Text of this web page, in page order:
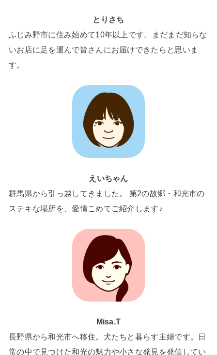
とりさち
ふじみ野市に住み始めて10年以上です。まだまだ知らな
いお店に足を運んで皆さんにお届けできたらと思いま
す。
えいちゃん
群馬県から引っ越してきました。 第2の故郷・和光市の
ステキな場所を、愛情こめてご紹介します♪
Misa.T
長野県から和光市へ移住。犬たちと暮らす主婦です。日
常の中で見つけた和光の魅力や小さな発見を発信してい